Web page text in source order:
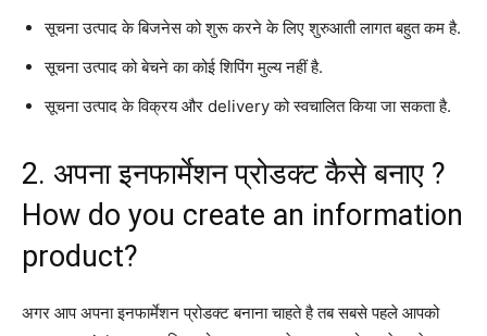
सूचना उत्पाद के बिजनेस को शुरू करने के लिए शुरुआती लागत बहुत कम है.
सूचना उत्पाद को बेचने का कोई शिपिंग मुल्य नहीं है.
सूचना उत्पाद के विक्रय और delivery को स्वचालित किया जा सकता है.
2. अपना इनफार्मेशन प्रोडक्ट कैसे बनाए ?
How do you create an information
product?
अगर आप अपना इनफार्मेशन प्रोडक्ट बनाना चाहते है तब सबसे पहले आपको